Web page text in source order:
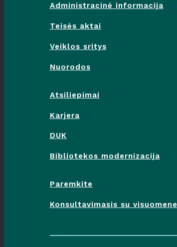
Administracinė informacija
Teisės aktai
Veiklos sritys
Nuorodos
Atsiliepimai
Karjera
DUK
Bibliotekos modernizacija
Paremkite
Konsultavimasis su visuomene